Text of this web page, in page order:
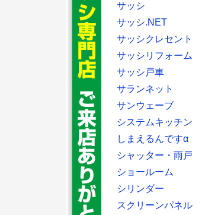
サッシ
サッシ.NET
サッシクレセント
サッシリフォーム
サッシ戸車
サランネット
サンウェーブ
システムキッチン
しまえるんですα
シャッター・雨戸
ショールーム
シリンダー
スクリーンパネル